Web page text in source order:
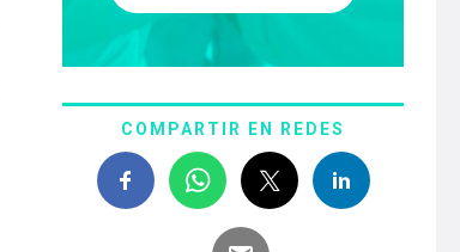
COMPARTIR EN REDES